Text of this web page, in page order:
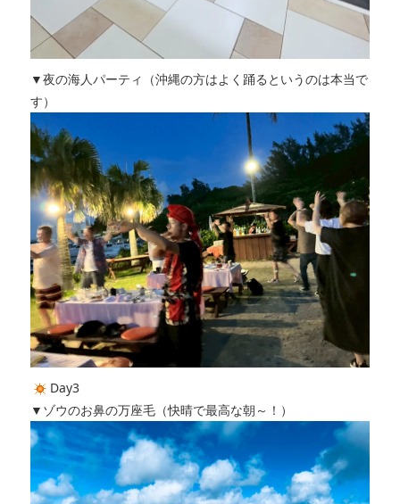
▼夜の海人パーティ（沖縄の方はよく踊るというのは本当で
す）
Day3
▼ゾウのお鼻の万座毛（快晴で最高な朝～！）